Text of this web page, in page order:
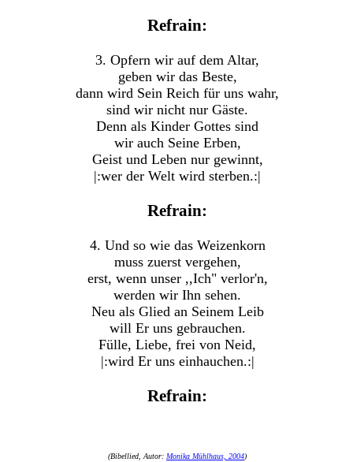
Refrain:
3. Opfern wir auf dem Altar,
geben wir das Beste,
dann wird Sein Reich für uns wahr,
sind wir nicht nur Gäste.
Denn als Kinder Gottes sind
wir auch Seine Erben,
Geist und Leben nur gewinnt,
|:wer der Welt wird sterben.:|
Refrain:
4. Und so wie das Weizenkorn
muss zuerst vergehen,
erst, wenn unser ,,Ich" verlor'n,
werden wir Ihn sehen.
Neu als Glied an Seinem Leib
will Er uns gebrauchen.
Fülle, Liebe, frei von Neid,
|:wird Er uns einhauchen.:|
Refrain:
(Bibellied, Autor: Monika Mühlhaus, 2004)